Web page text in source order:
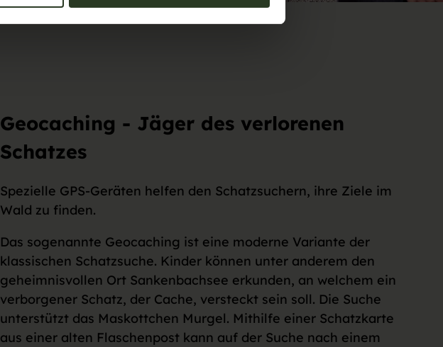
Geocaching - Jäger des verlorenen
Schatzes
Spezielle GPS-Geräten helfen den Schatzsuchern, ihre Ziele im
Wald zu finden.
Das sogenannte Geocaching ist eine moderne Variante der
klassischen Schatzsuche. Kinder können unter anderem den
geheimnisvollen Ort Sankenbachsee erkunden, an welchem ein
verborgener Schatz, der Cache, versteckt sein soll. Die Suche
unterstützt das Maskottchen Murgel. Mithilfe einer Schatzkarte
aus einer alten Flaschenpost kann auf der Suche nach einem